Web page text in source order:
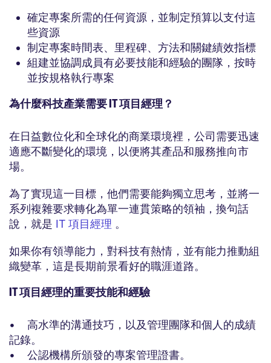
確定專案所需的任何資源，並制定預算以支付這
些資源
制定專案時間表、里程碑、方法和關鍵績效指標
組建並協調成員有必要技能和經驗的團隊，按時
並按規格執行專案
為什麼科技產業需要 IT 項目經理？
在日益數位化和全球化的商業環境裡，公司需要迅速
適應不斷變化的環境，以便將其產品和服務推向市
場。
為了實現這一目標，他們需要能夠獨立思考，並將一
系列複雜要求轉化為單一連貫策略的領袖，換句話
說，就是 IT 項目經理 。
如果你有領導能力，對科技有熱情，並有能力推動組
織變革，這是長期前景看好的職涯道路。
IT 項目經理的重要技能和經驗
• 高水準的溝通技巧，以及管理團隊和個人的成績
記錄。
• 公認機構所頒發的專案管理證書。